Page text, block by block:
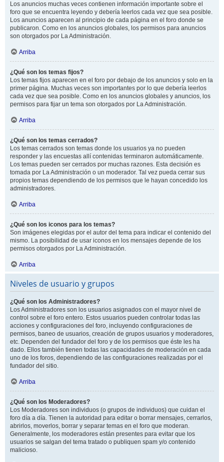
Los anuncios muchas veces contienen información importante sobre el
foro que se encuentra leyendo y debería leerlos cada vez que sea posible.
Los anuncios aparecen al principio de cada página en el foro donde se
publicaron. Como en los anuncios globales, los permisos para anuncios
son otorgados por La Administración.
Arriba
¿Qué son los temas fijos?
Los temas fijos aparecen en el foro por debajo de los anuncios y solo en la
primer página. Muchas veces son importantes por lo que debería leerlos
cada vez que sea posible. Como en los anuncios globales y anuncios, los
permisos para fijar un tema son otorgados por La Administración.
Arriba
¿Qué son los temas cerrados?
Los temas cerrados son temas donde los usuarios ya no pueden
responder y las encuestas allí contenidas terminaron automáticamente.
Los temas pueden ser cerrados por muchas razones. Esta decisión es
tomada por La Administración o un moderador. Tal vez pueda cerrar sus
propios temas dependiendo de los permisos que le hayan concedido los
administradores.
Arriba
¿Qué son los iconos para los temas?
Son imágenes elegidas por el autor del tema para indicar el contenido del
mismo. La posibilidad de usar iconos en los mensajes depende de los
permisos otorgados por La Administración.
Arriba
Niveles de usuario y grupos
¿Qué son los Administradores?
Los Administradores son los usuarios asignados con el mayor nivel de
control sobre el foro entero. Estos usuarios pueden controlar todas las
acciones y configuraciones del foro, incluyendo configuraciones de
permisos, baneo de usuarios, creación de grupos usuarios y moderadores,
etc. Dependen del fundador del foro y de los permisos que éste les ha
dado. Ellos también tienen todas las capacidades de moderación en cada
uno de los foros, dependiendo de las configuraciones realizadas por el
fundador del sitio.
Arriba
¿Qué son los Moderadores?
Los Moderadores son individuos (o grupos de individuos) que cuidan el
foro día a día. Tienen la autoridad para editar o borrar mensajes, cerrarlos,
abrirlos, moverlos, borrar y separar temas en el foro que moderan.
Generalmente, los moderadores están presentes para evitar que los
usuarios se salgan del tema tratado o publiquen spam y/o contenido
malicioso.